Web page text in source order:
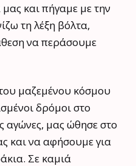
και πήγαμε με την
τη λέξη βόλτα,
να περάσουμε
μαζεμένου κόσμου
δρόμοι στο
αγώνες, μας ώθησε στο
και να αφήσουμε για
Σε καμιά